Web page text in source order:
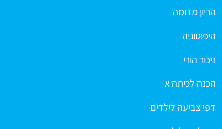
הריון מדומה
היפוטוניה
ניכור הורי
הכנה לכיתה א
דפי צביעה לילדים